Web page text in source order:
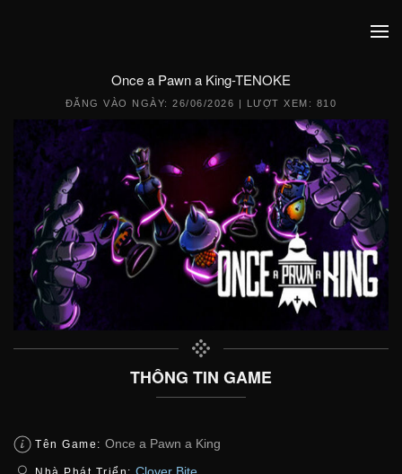
Once a Pawn a King-TENOKE
ĐĂNG VÀO NGÀY:26/06/2026 | LƯỢT XEM: 810
THÔNG TIN GAME
Tên Game: Once a Pawn a King